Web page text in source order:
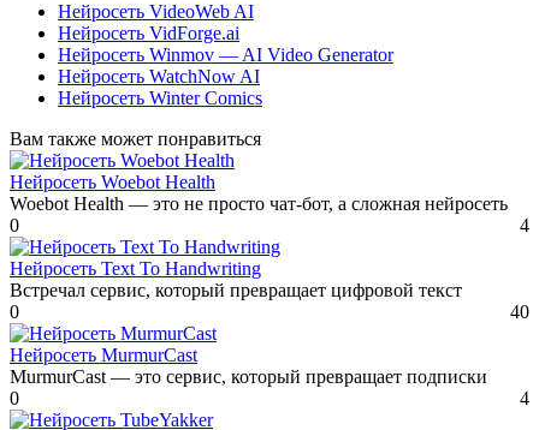
Нейросеть VideoWeb AI
Нейросеть VidForge.ai
Нейросеть Winmov — AI Video Generator
Нейросеть WatchNow AI
Нейросеть Winter Comics
Вам также может понравиться
Нейросеть Woebot Health
Woebot Health — это не просто чат-бот, а сложная нейросеть
0
4
Нейросеть Text To Handwriting
Встречал сервис, который превращает цифровой текст
0
40
Нейросеть MurmurCast
MurmurCast — это сервис, который превращает подписки
0
4